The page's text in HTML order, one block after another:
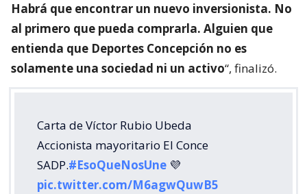
Habrá que encontrar un nuevo inversionista. No
al primero que pueda comprarla. Alguien que
entienda que Deportes Concepción no es
solamente una sociedad ni un activo“, finalizó.
Carta de Víctor Rubio Ubeda
Accionista mayoritario El Conce
SADP.#EsoQueNosUne 💜
pic.twitter.com/M6agwQuwB5